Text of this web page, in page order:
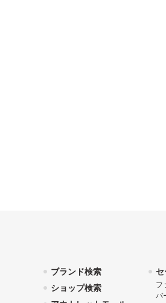
ブランド検索
ショップ検索
フ
バ